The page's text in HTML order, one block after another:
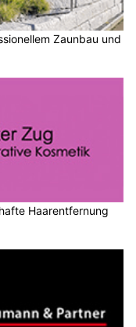
Zaunbau und
Haarentfernung